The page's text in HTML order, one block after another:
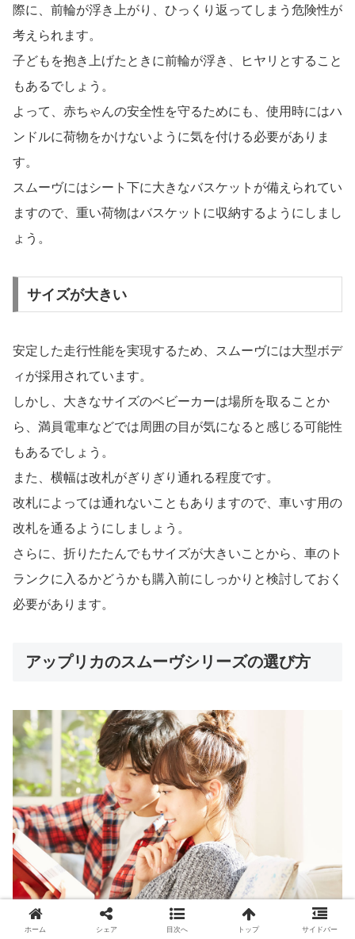
際に、前輪が浮き上がり、ひっくり返ってしまう危険性が
考えられます。
子どもを抱き上げたときに前輪が浮き、ヒヤリとすること
もあるでしょう。
よって、赤ちゃんの安全性を守るためにも、使用時にはハ
ンドルに荷物をかけないように気を付ける必要がありま
す。
スムーヴにはシート下に大きなバスケットが備えられてい
ますので、重い荷物はバスケットに収納するようにしまし
ょう。
サイズが大きい
安定した走行性能を実現するため、スムーヴには大型ボデ
ィが採用されています。
しかし、大きなサイズのベビーカーは場所を取ることか
ら、満員電車などでは周囲の目が気になると感じる可能性
もあるでしょう。
また、横幅は改札がぎりぎり通れる程度です。
改札によっては通れないこともありますので、車いす用の
改札を通るようにしましょう。
さらに、折りたたんでもサイズが大きいことから、車のト
ランクに入るかどうかも購入前にしっかりと検討しておく
必要があります。
アップリカのスムーヴシリーズの選び方
ホーム シェア 目次へ トップ サイドバー